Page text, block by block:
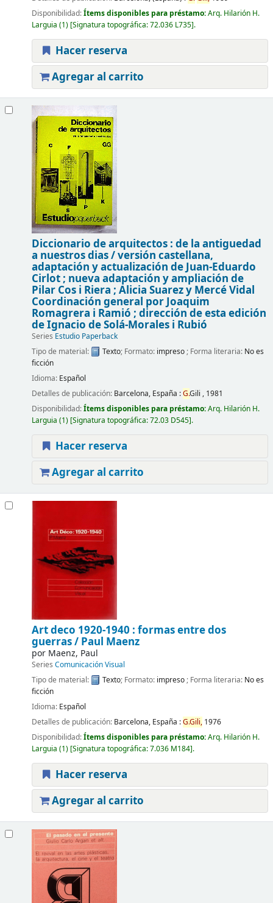
Disponibilidad:Ítems disponibles para préstamo:Arq. Hilarión H.
Larguia (1) Signatura topográfica:72.036 L735 .
Hacer reserva
Agregar al carrito
Diccionario de arquitectos : de la antiguedad
a nuestros dias /versión castellana,
adaptación y actualización de Juan-Eduardo
Cirlot ; nueva adaptación y ampliación de
Pilar Cos i Riera ; Alicia Suarez y Mercé Vidal
Coordinación general por Joaquim
Romagrera i Ramió ; dirección de esta edición
de Ignacio de Solá-Morales i Rubió
Series Estudio Paperback
Tipo de material:
Texto; Formato: impreso; Forma literaria: No es
ficción
Idioma: Español
Detalles de publicación: Barcelona, España :G.Gili , 1981
Disponibilidad:Ítems disponibles para préstamo:Arq. Hilarión H.
Larguia (1) Signatura topográfica:72.03 D545 .
Hacer reserva
Agregar al carrito
Art deco 1920-1940 : formas entre dos
guerras / Paul Maenz
por Maenz, Paul
Series Comunicación Visual
Tipo de material:
Texto; Formato: impreso; Forma literaria: No es
ficción
Idioma: Español
Detalles de publicación: Barcelona, España :G.Gili, 1976
Disponibilidad:Ítems disponibles para préstamo:Arq. Hilarión H.
Larguia (1) Signatura topográfica:7.036 M184 .
Hacer reserva
Agregar al carrito